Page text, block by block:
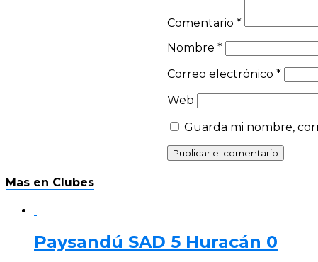
Comentario *
Nombre *
Correo electrónico *
Web
Guarda mi nombre,
Mas en Clubes
Paysandú SAD 5 Huracán 0